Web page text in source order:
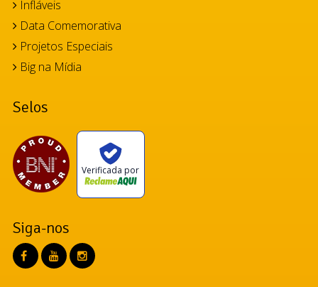
Infláveis
Data Comemorativa
Projetos Especiais
Big na Mídia
Selos
Verificada por
Siga-nos